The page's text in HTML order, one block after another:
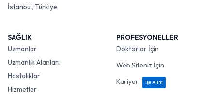
İstanbul, Türkiye
SAĞLIK
Uzmanlar
Uzmanlık Alanları
Hastalıklar
Hizmetler
PROFESYONELLER
Doktorlar İçin
Web Siteniz İçin
Kariyer
İşe Alım